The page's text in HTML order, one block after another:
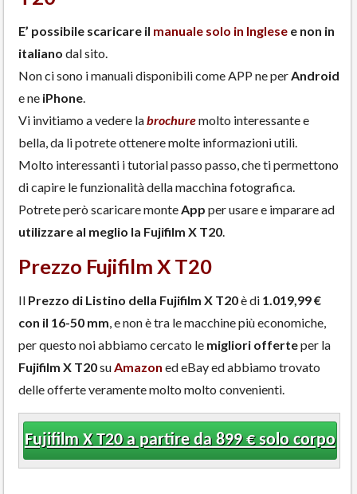
E’ possibile scaricare il manuale solo in Inglese e non in
italiano dal sito.
Non ci sono i manuali disponibili come APP ne per Android
e ne iPhone
Vi invitiamo a vedere labrochuremolto interessante e
bella, da li potrete ottenere molte informazioni utili.
Molto interessanti i tutorial passo passo, che ti permettono
di capire le funzionalità della macchina fotografica.
Potrete però scaricare monte App per usare e imparare ad
utilizzare al meglio la Fujifilm X T20
Prezzo Fujifilm X T20
Il Prezzo di Listino della Fujifilm X T20è di 1.019,99€
con il 16-50 mm , e non è tra le macchine più economiche,
per questo noi abbiamo cercato le migliori offerteper la
Fujifilm X T20su Amazon ed eBay ed abbiamo trovato
delle offerte veramente molto molto convenienti.
Fujifilm X T20 a partire da 899 € solo corpo